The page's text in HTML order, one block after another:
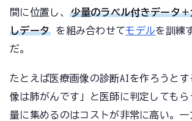
間に位置し、 少量のラベル付きデータ
しデータを組み合わせてモデルを訓練
だ。
たとえば医療画像の診断AIを作ろうと
像は肺がんです」と医師に判定しても
量に集めるのはコストが非常に高い。